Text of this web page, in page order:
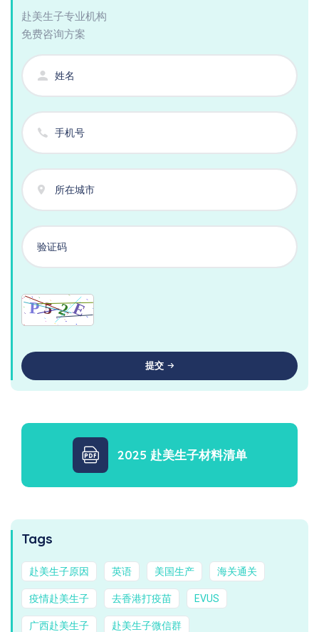
赴美生子专业机构
免费咨询方案
提交
2025 赴美生子材料清单
Tags
赴美生子原因 英语 美国生产 海关通关
疫情赴美生子 去香港打疫苗 EVUS
广西赴美生子 赴美生子微信群